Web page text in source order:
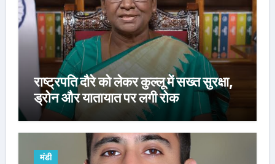
राष्ट्रपति दौरे को लेकर कुल्लू में सख्त सुरक्षा,
ड्रोन और यातायात पर लगी रोक
मंडी